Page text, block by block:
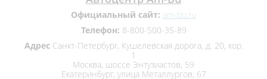
Официальный сайт: am-bu.ru
Телефон: 8-800-500-35-89
АдресСанкт-Петербург, Кушелевская дорога, д. 20, кор.
1
Москва, шоссе Энтузиастов, 59
Екатеринбург, улица Металлургов, 67